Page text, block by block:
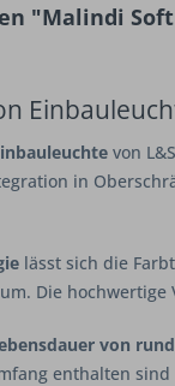
"Malindi Soft
von
in
lässt sich die
Die
von
enthalten sind